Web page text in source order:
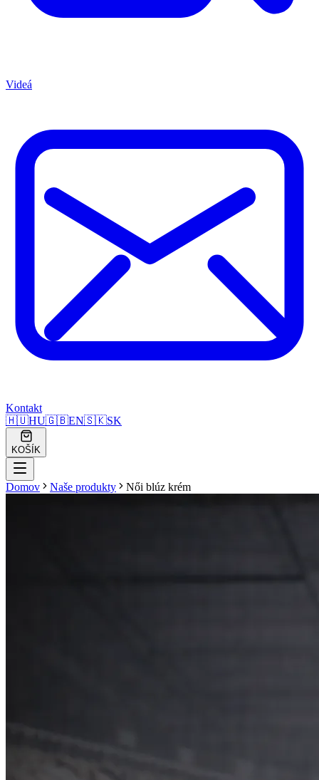
Videá
Kontakt
🇭🇺HU🇬🇧EN🇸🇰SK
KOŠÍK
Domov Naše produkty Női blúz krém